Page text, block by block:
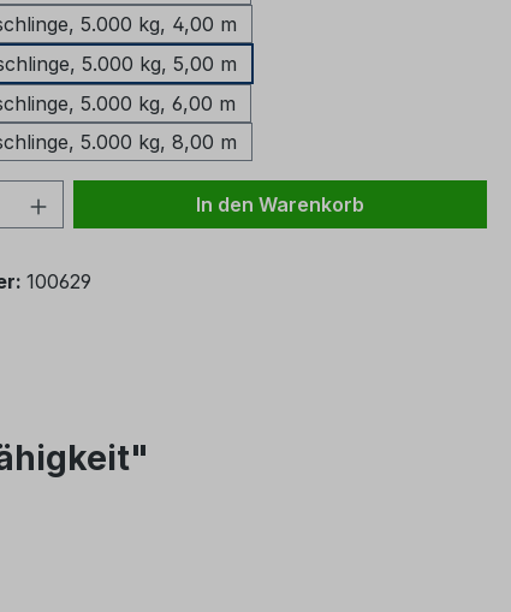
5.000 kg, 4,00 m
5.000 kg, 5,00 m
5.000 kg, 6,00 m
5.000 kg, 8,00 m
Gib den gewünschten Wert
In den Warenkorb
100629